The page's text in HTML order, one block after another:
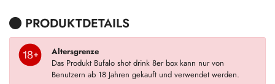
PRODUKTDETAILS
Altersgrenze
Das Produkt Bufalo shot drink 8er box kann nur von
Benutzern ab 18 Jahren gekauft und verwendet werden.